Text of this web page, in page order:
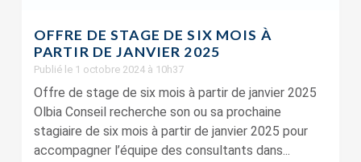
OFFRE DE STAGE DE SIX MOIS À
PARTIR DE JANVIER 2025
Publié le 1 octobre 2024 à 10h37
Offre de stage de six mois à partir de janvier 2025
Olbia Conseil recherche son ou sa prochaine
stagiaire de six mois à partir de janvier 2025 pour
accompagner l’équipe des consultants dans...